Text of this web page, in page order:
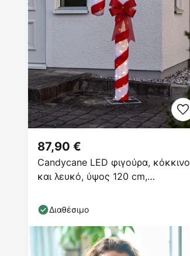
Candycane LED φιγούρα, κόκκινο
και λευκό, ύψος 120 cm,
87,90 €
Διαθέσιμο